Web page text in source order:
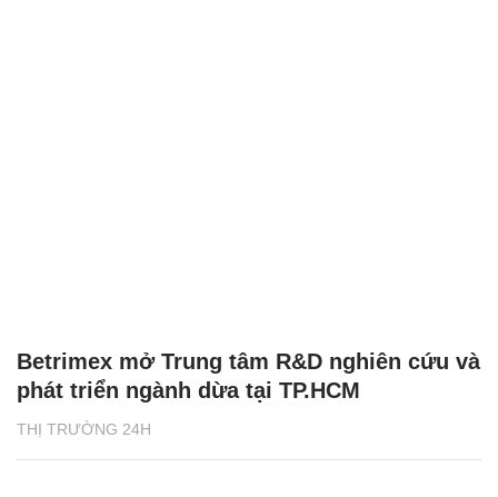
THỊ TRƯỜNG 24H
Betrimex mở Trung tâm R&D nghiên cứu và
phát triển ngành dừa tại TP.HCM